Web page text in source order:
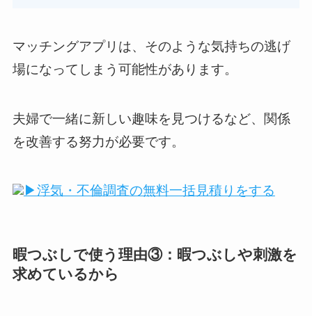
マッチングアプリは、そのような気持ちの逃げ
場になってしまう可能性があります。
夫婦で一緒に新しい趣味を見つけるなど、関係
を改善する努力が必要です。
▶浮気・不倫調査の無料一括見積りをする
暇つぶしで使う理由③：暇つぶしや刺激を
求めているから